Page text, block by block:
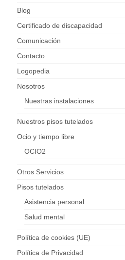
Blog
Certificado de discapacidad
Comunicación
Contacto
Logopedia
Nosotros
Nuestras instalaciones
Nuestros pisos tutelados
Ocio y tiempo libre
OCIO2
Otros Servicios
Pisos tutelados
Asistencia personal
Salud mental
Política de cookies (UE)
Política de Privacidad